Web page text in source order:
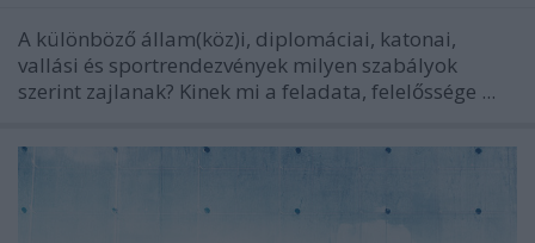
A különböző állam(köz)i, diplomáciai, katonai,
vallási és sportrendezvények milyen szabályok
szerint zajlanak? Kinek mi a feladata, felelőssége ...